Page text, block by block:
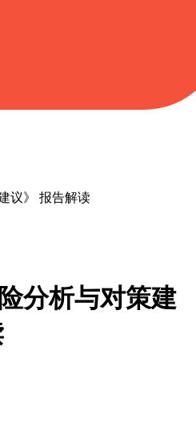
议》 报告解读
分析与对策建